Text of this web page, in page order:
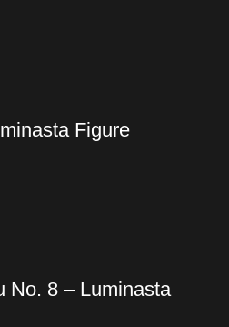
Figure
No. 8 – Luminasta